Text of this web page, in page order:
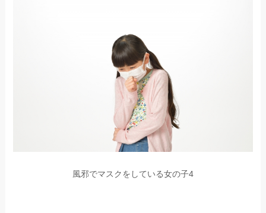
風邪でマスクをしている女の子4